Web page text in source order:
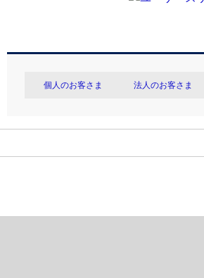
個人のお客さま 法人のお客さま